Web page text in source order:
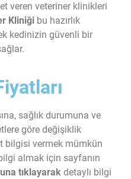
veren veteriner klinikleri
Kliniği bu hazırlık
kedinizin güvenli bir
sağlık durumuna ve
göre değişiklik
bilgisi vermek mümkün
almak için sayfanın
tıklayarak detaylı bilgi